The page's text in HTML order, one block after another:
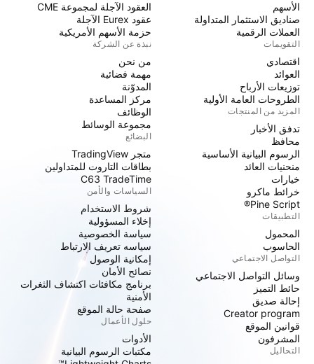
الأسهم
صناديق الاستثمار المتداولة
العملات الرقمية
التقويمات
اقتصادي
العوائد
توزيعات الأرباح
الطروحات العامة الأولية
المزيد من المنتجات
تدفق الأخبار
محافظ
الرسوم البيانية الأساسية
منحنيات العائد
خيارات
خرائط ماكرو
Pine Script®
التطبيقات
المحمول
الحاسوب
التواصل الاجتماعي
وسائل التواصل الاجتماعي
حائط التميز
إحالة صديق
Creator program
قوانين الموقع
المشرفون
التحاليل
العقود الآجلة لمجموعة CME
عقود Eurex الآجلة
حزمة الأسهم الأمريكية
نبذة عن الشركة
من نحن
مهمة فضائية
المدوّنة
مركز المساعدة
الوظائف
مجموعة الوسائط
البضائع
متجر TradingView
بطاقات التاروت للمتداولين
C63 TradeTime
السياسات والأمن
شروط الاستخدام
إخلاء المسؤولية
سياسة الخصوصية
سياسه تعريف الارتباط
إمكانية الوصول
نصائح الأمان
برنامج مكافئات اكتشاف الثغرات
الأمنية
صفحة حالة الموقع
حلول الأعمال
الأدوات
مكتبات الرسوم البيانية